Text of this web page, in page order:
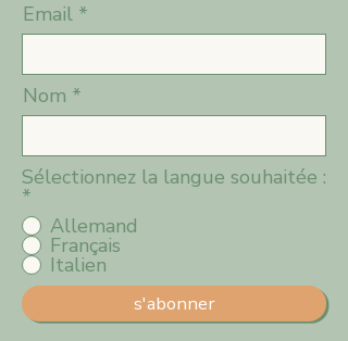
Email
Nom
Sélectionnez la langue souhaitée :
*
Allemand
Français
Italien
s'abonner